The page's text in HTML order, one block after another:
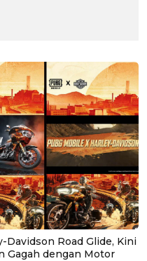
Davidson Road Glide, Kini
Gagah dengan Motor